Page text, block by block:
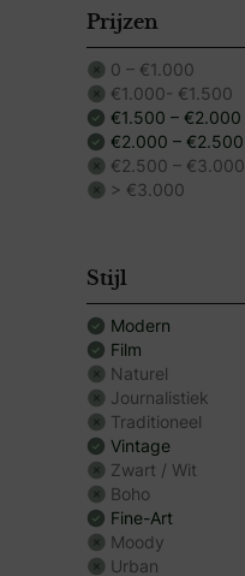
Prijzen
0 – €1.000
€1.000- €1.500
€1.500 – €2.000
€2.000 – €2.500
€2.500 – €3.000
> €3.000
Stijl
Modern
Film
Naturel
Journalistiek
Traditioneel
Vintage
Zwart / Wit
Boho
Fine-Art
Moody
Urban